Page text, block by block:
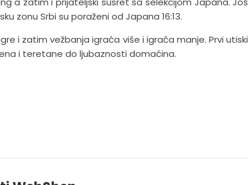
zonu Srbi su poraženi od Japana 16:13.
i zatim vežbanja igraća više i igrača manje. Prvi utiski
i teretane do ljubaznosti domaćina.